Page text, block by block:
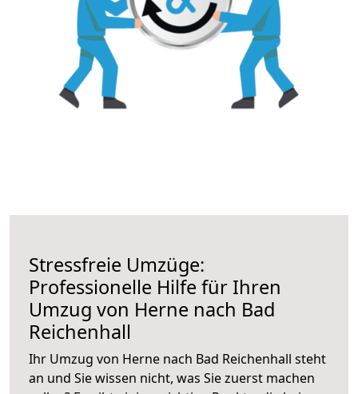
Stressfreie Umzüge:
Professionelle Hilfe für Ihren
Umzug von Herne nach Bad
Reichenhall
Ihr Umzug von Herne nach Bad Reichenhall steht
an und Sie wissen nicht, was Sie zuerst machen